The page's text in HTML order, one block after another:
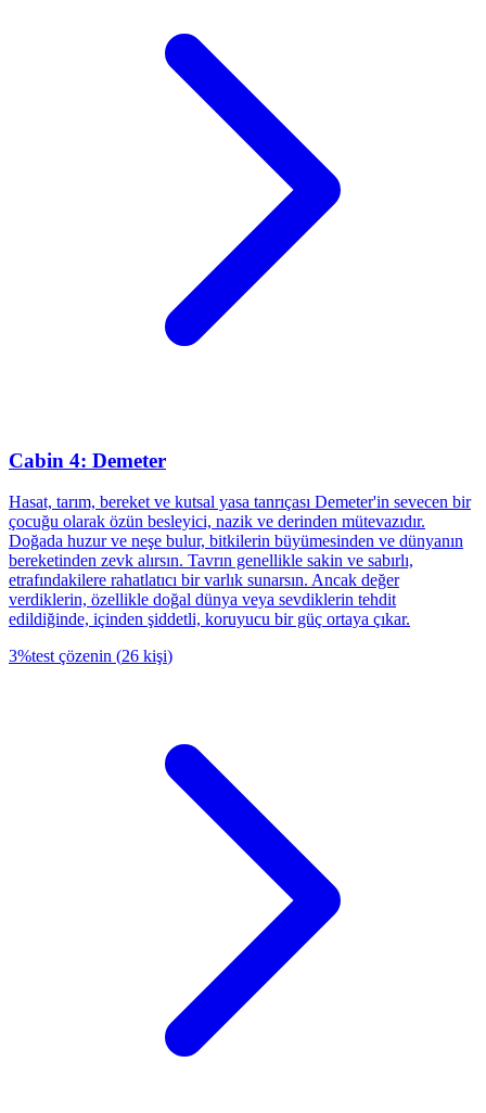
Cabin 4: Demeter
Hasat, tarım, bereket ve kutsal yasa tanrıçası Demeter'in sevecen bir
çocuğu olarak özün besleyici, nazik ve derinden mütevazıdır.
Doğada huzur ve neşe bulur, bitkilerin büyümesinden ve dünyanın
bereketinden zevk alırsın. Tavrın genellikle sakin ve sabırlı,
etrafındakilere rahatlatıcı bir varlık sunarsın. Ancak değer
verdiklerin, özellikle doğal dünya veya sevdiklerin tehdit
edildiğinde, içinden şiddetli, koruyucu bir güç ortaya çıkar.
3%test çözenin (26 kişi)